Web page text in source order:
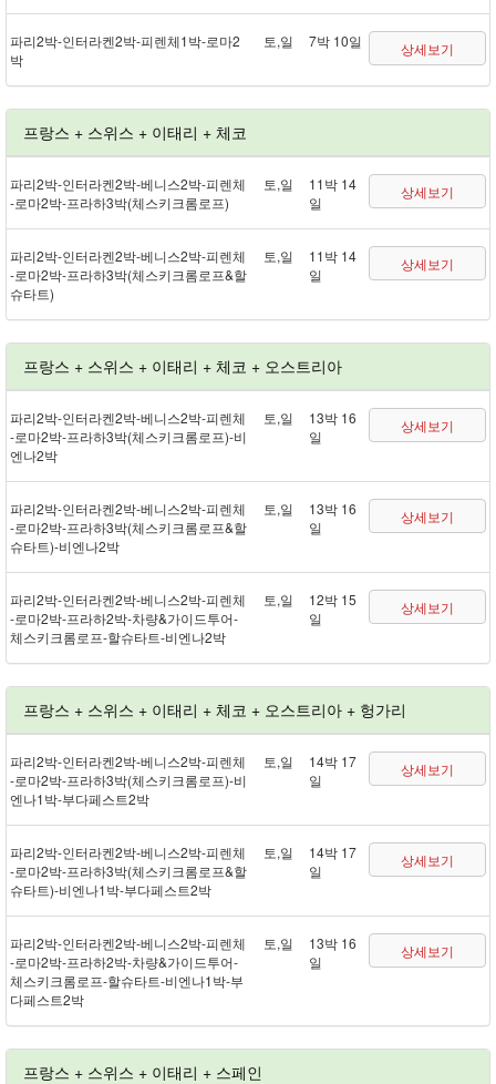
파리 2박 - 인터라켄 2박 - 피렌체 1박 - 로마 2
박
토,일 7박 10일 상세보기
프랑스 + 스위스 + 이태리 + 체코
파리 2박 - 인터라켄 2박 - 베니스 2박 - 피렌체
- 로마 2박 - 프라하 3박(체스키크롬로프)
토,일
11박 14
일
상세보기
파리 2박 - 인터라켄 2박 - 베니스 2박 - 피렌체
- 로마 2박 - 프라하 3박(체스키크롬로프&할
슈타트)
토,일
11박 14
일
상세보기
프랑스 + 스위스 + 이태리 + 체코 + 오스트리아
파리 2박 - 인터라켄 2박 - 베니스 2박 - 피렌체
- 로마 2박 - 프라하 3박(체스키크롬로프) - 비
엔나 2박
토,일
13박 16
일
상세보기
파리 2박 - 인터라켄 2박 - 베니스 2박 - 피렌체
- 로마 2박 - 프라하 3박(체스키크롬로프&할
슈타트) - 비엔나 2박
토,일
13박 16
일
상세보기
파리 2박 - 인터라켄 2박 - 베니스 2박 - 피렌체
- 로마 2박 - 프라하 2박 - 차량&가이드투어 -
체스키크롬로프 - 할슈타트 - 비엔나 2박
토,일
12박 15
일
상세보기
프랑스 + 스위스 + 이태리 + 체코 + 오스트리아 + 헝가리
파리 2박 - 인터라켄 2박 - 베니스 2박 - 피렌체
- 로마 2박 - 프라하 3박(체스키크롬로프) - 비
엔나 1박 - 부다페스트 2박
토,일
14박 17
일
상세보기
파리 2박 - 인터라켄 2박 - 베니스 2박 - 피렌체
- 로마 2박 - 프라하 3박(체스키크롬로프&할
슈타트) - 비엔나 1박 - 부다페스트 2박
토,일
14박 17
일
상세보기
파리 2박 - 인터라켄 2박 - 베니스 2박 - 피렌체
- 로마 2박 - 프라하 2박 - 차량&가이드투어 -
체스키크롬로프 - 할슈타트 - 비엔나 1박 - 부
다페스트 2박
토,일
13박 16
일
상세보기
프랑스 + 스위스 + 이태리 + 스페인